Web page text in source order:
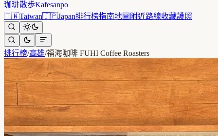
珈琲散歩Kafesanpo
🇹🇼Taiwan🇯🇵Japan排行榜指南地圖 附近路線收藏護照
排行榜/高雄/福海咖啡 FUHI Coffee Roasters